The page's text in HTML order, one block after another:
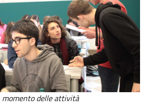
momento delle attività